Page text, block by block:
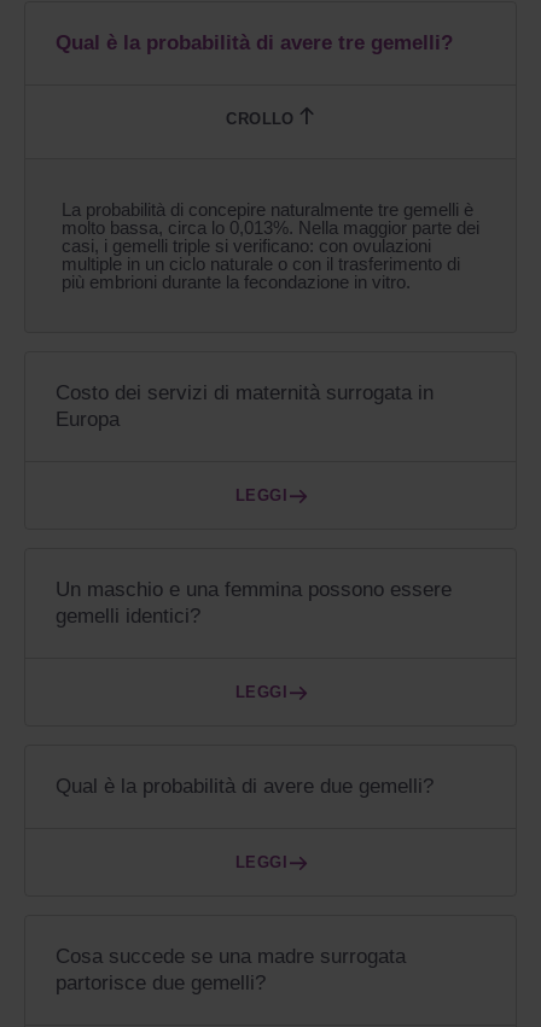
Qual è la probabilità di avere tre gemelli?
La probabilità di concepire naturalmente tre gemelli è
molto bassa, circa lo 0,013%. Nella maggior parte dei
casi, i gemelli triple si verificano: con ovulazioni
multiple in un ciclo naturale o con il trasferimento di
più embrioni durante la fecondazione in vitro.
Costo dei servizi di maternità surrogata in
Europa
LEGGI
Un maschio e una femmina possono essere
gemelli identici?
LEGGI
Qual è la probabilità di avere due gemelli?
LEGGI
Cosa succede se una madre surrogata
partorisce due gemelli?